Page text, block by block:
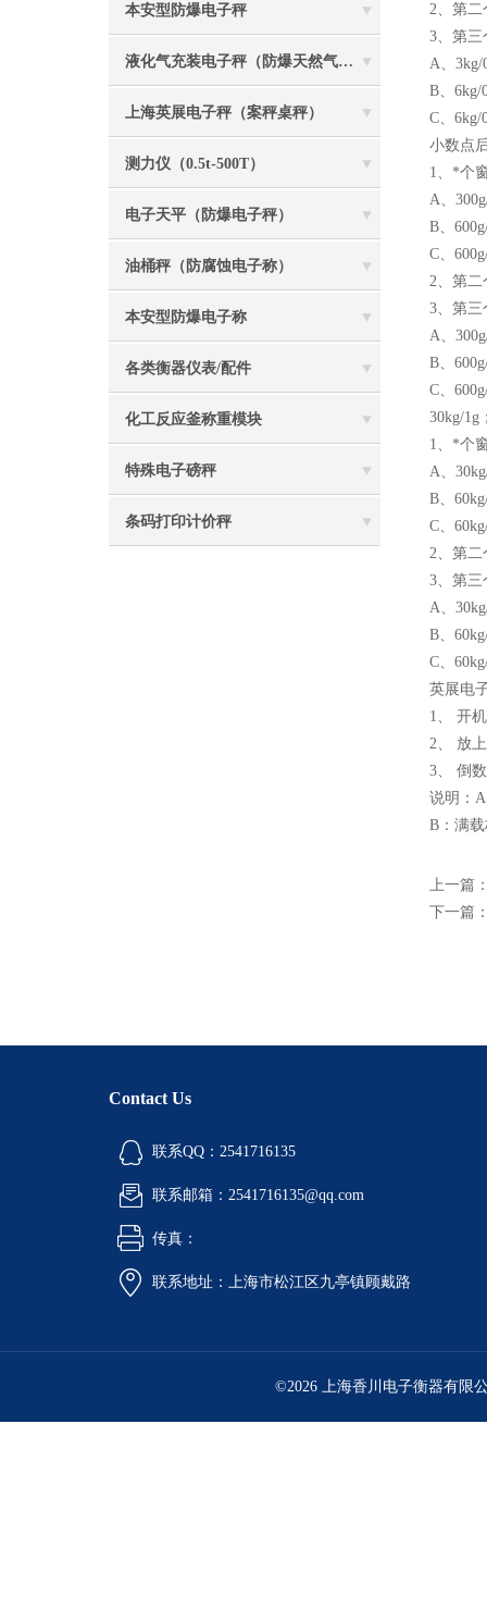
本安型防爆电子秤
液化气充装电子秤（防爆天然气灌装称）
上海英展电子秤（案秤桌秤）
测力仪（0.5t-500T）
电子天平（防爆电子秤）
油桶秤（防腐蚀电子称）
本安型防爆电子称
各类衡器仪表/配件
化工反应釜称重模块
特殊电子磅秤
条码打印计价秤
2、第二
3、第三
A、3kg/
B、6kg/
C、
小数点
1、*个
A、
B、
C、
2、第二
3、第三
A、
B、
C、
30kg/1g
1、*个
A、
B、
C、
2、第二
3、第三
A、
B、
C、
英展电
1、 开
2、 放
3、 倒
说明：
B：满
上一篇
下一篇
Contact Us
联系QQ：2541716135
联系邮箱：2541716135@qq.com
传真：
联系地址：上海市松江区九亭镇顾戴路
©2026 上海香川电子衡器有限